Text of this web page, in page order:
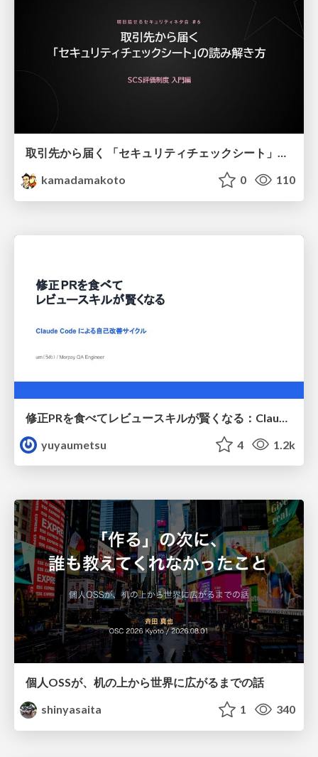
取引先から届く 「セキュリティチェックシート」の読み解き方
kamadamakoto
0 110
yuyaumetsu
4 1.2k
個人OSSが、机の上から世界に広がるまでの話
shinyasaita
1 340